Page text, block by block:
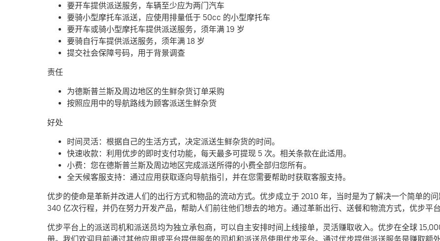
要开车提供派送服务，车辆至少应为两门汽车
要骑小型摩托车派送，应使用排量低于 50cc 的小型摩托车
要开车或骑小型摩托车提供派送服务，须年满 19 岁
要骑自行车提供派送服务，须年满 18 岁
提交社会保障号码，用于背景调查
责任
为德斯普兰斯及周边地区的生鲜杂货订单采购
按照应用中的导航路线为顾客派送生鲜杂货
好处
时间灵活：根据自己的生活方式，决定派送生鲜杂货的时间。
快速收款：利用优步的即时支付功能，每天最多可提现 5 次。相关条款在此适用。
小费：您在德斯普兰斯及周边地区完成派送所得的小费全部归您所有。
全天候客服支持：通过应用获取逐向导航指引，并在您需要帮助时获取客服支持。
优步的使命是革新并改进人们的出行方式和物品的流动方式。优步成立于 2010 年，当时是为了解决一个简单的
340 亿次行程，并仍在努力开发产品，帮助人们前往他们想去的地方。通过革新出行、送餐和物流方式，优步平
优步平台上的派送司机和派送员均为独立承包商，可以自主安排时间上线接单，灵活赚取收入。优步在全球